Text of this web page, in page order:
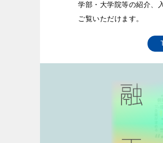
学部・大学院等の紹介、
ご覧いただけます。